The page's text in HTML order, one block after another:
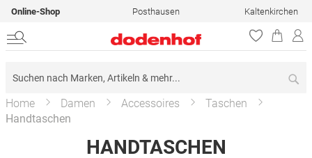
Online-Shop Posthausen Kaltenkirchen
Home Damen Accessoires
Taschen
Handtaschen
HANDTASCHEN